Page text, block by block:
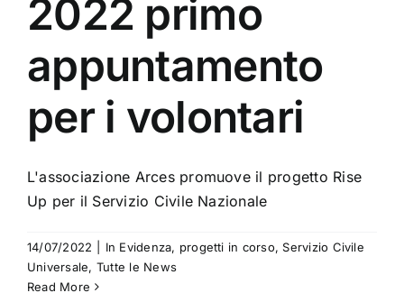
2022 primo
appuntamento
per i volontari
L'associazione Arces promuove il progetto Rise
Up per il Servizio Civile Nazionale
14/07/2022 In Evidenza, progetti in corso,Servizio Civile
Universale, Tutte le News
Read More